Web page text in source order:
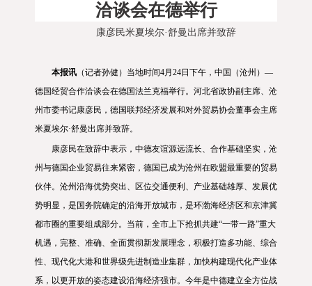
洽谈会在德举行
康彦民米夏埃尔·舒曼出席并致辞
本报讯 （记者孙健）当地时间4月24日下午，中国（沧州）—
德国经贸合作洽谈会在德国法兰克福举行。河北省政协副主席、沧
州市委书记康彦民，德国联邦经济发展和对外贸易协会董事会主席
米夏埃尔·舒曼出席并致辞。
康彦民在致辞中表示，中德友谊源远流长、合作基础坚实，沧
州与德国企业贸易往来紧密，德国已成为沧州在欧盟最重要的贸易
伙伴。沧州沿海优势突出、区位交通便利、产业基础雄厚、发展优
势明显，是国务院确定的沿海开放城市，是环渤海经济区和京津冀
都市圈的重要组成部分。当前，全市上下抢抓共建“一带一路”重大
机遇，完整、准确、全面贯彻新发展理念，积极打造多功能、综合
性、现代化大港和世界级先进制造业集群，加快构建现代化产业体
系，以更开放的姿态建设沿海经济强市。今年是中德建立全方位战